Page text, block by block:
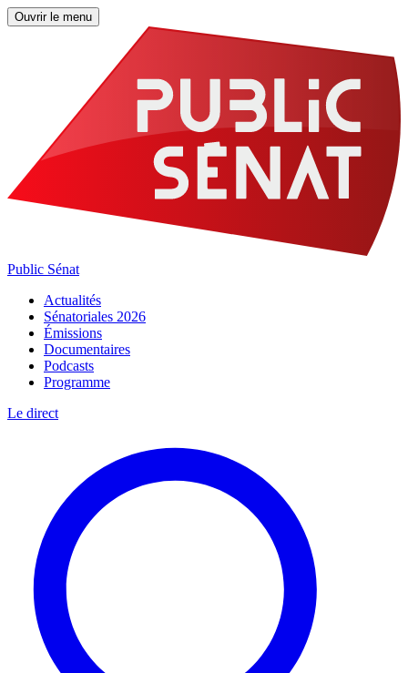
Ouvrir le menu
Public Sénat
Actualités
Sénatoriales 2026
Émissions
Documentaires
Podcasts
Programme
Le direct